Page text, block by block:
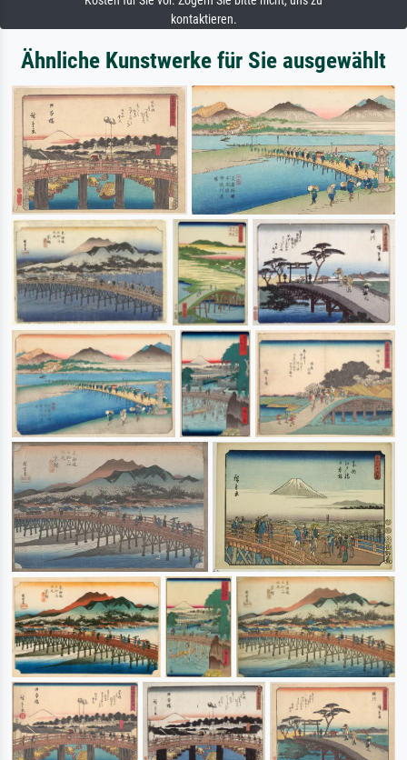
kontaktieren.
Ähnliche Kunstwerke für Sie ausgewählt